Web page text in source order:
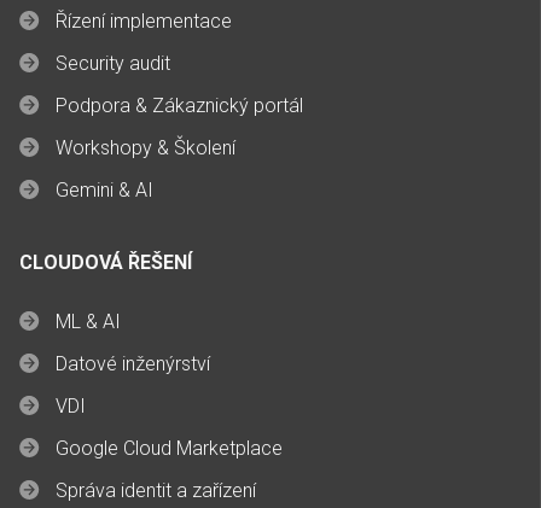
Řízení implementace
Security audit
Podpora & Zákaznický portál
Workshopy & Školení
Gemini & AI
CLOUDOVÁ ŘEŠENÍ
ML & AI
Datové inženýrství
VDI
Google Cloud Marketplace
Správa identit a zařízení